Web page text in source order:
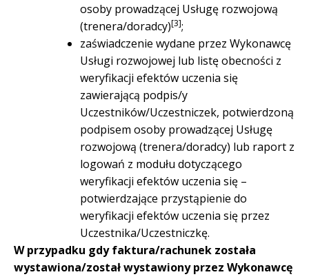
osoby prowadzącej Usługę rozwojową
(trenera/doradcy)[3];
zaświadczenie wydane przez Wykonawcę
Usługi rozwojowej lub listę obecności z
weryfikacji efektów uczenia się
zawierającą podpis/y
Uczestników/Uczestniczek, potwierdzoną
podpisem osoby prowadzącej Usługę
rozwojową (trenera/doradcy) lub raport z
logowań z modułu dotyczącego
weryfikacji efektów uczenia się –
potwierdzające przystąpienie do
weryfikacji efektów uczenia się przez
Uczestnika/Uczestniczkę.
W przypadku gdy faktura/rachunek została
wystawiona/został wystawiony przez Wykonawcę